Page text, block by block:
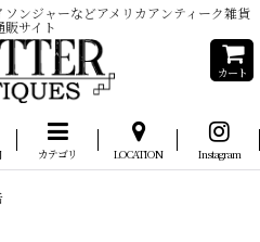
ンジャーなどアメリカアンティーク雑貨
販サイト
カート
カテゴリ LOCATION Instagram